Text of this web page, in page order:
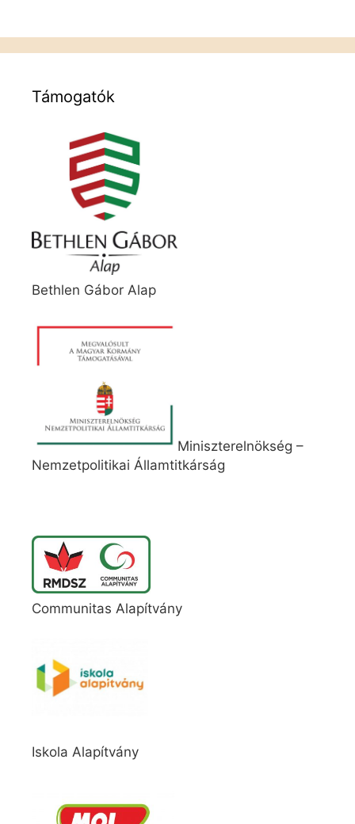
Támogatók
Bethlen Gábor Alap
Miniszterelnökség –
Nemzetpolitikai Államtitkárság
Communitas Alapítvány
Iskola Alapítvány